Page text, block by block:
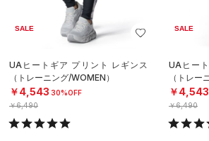
SALE
UAヒートギア プリント レギンス
（トレーニング/WOMEN）
￥4,543 30%OFF
￥6,490
SALE
UAヒー
（トレー
￥4,543
￥6,490